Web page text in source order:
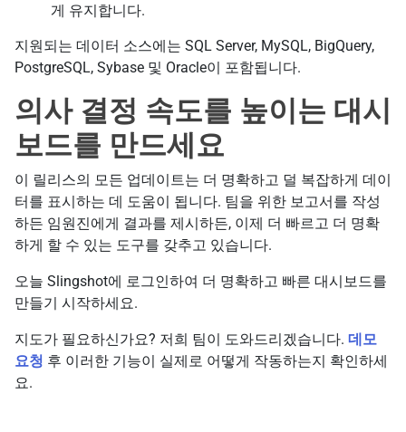
게 유지합니다.
지원되는 데이터 소스에는 SQL Server, MySQL, BigQuery,
PostgreSQL, Sybase 및 Oracle이 포함됩니다.
의사 결정 속도를 높이는 대시
보드를 만드세요
이 릴리스의 모든 업데이트는 더 명확하고 덜 복잡하게 데이
터를 표시하는 데 도움이 됩니다. 팀을 위한 보고서를 작성
하든 임원진에게 결과를 제시하든, 이제 더 빠르고 더 명확
하게 할 수 있는 도구를 갖추고 있습니다.
오늘 Slingshot에 로그인하여 더 명확하고 빠른 대시보드를
만들기 시작하세요.
지도가 필요하신가요? 저희 팀이 도와드리겠습니다. 데모
요청 후 이러한 기능이 실제로 어떻게 작동하는지 확인하세
요.